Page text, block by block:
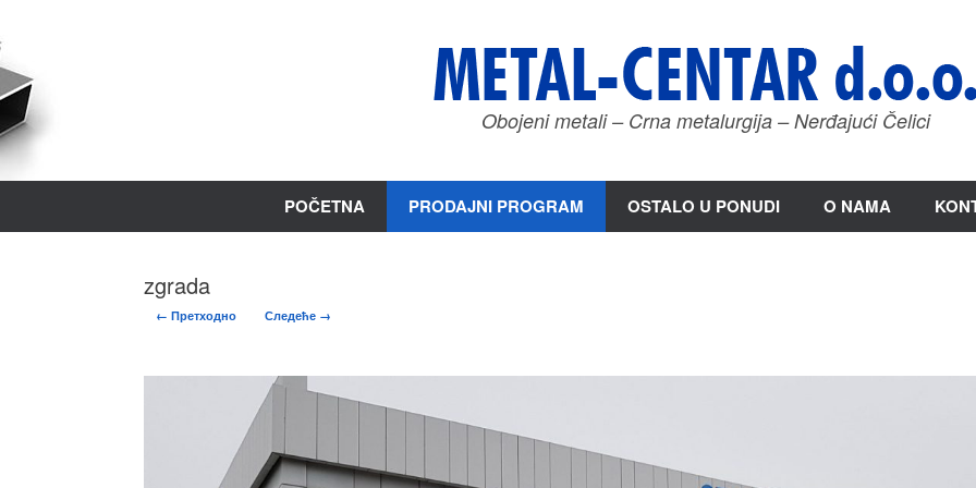
садржај
Obojeni metali – Crna metalurgija – Nerđajući Čelici
POČETNA PRODAJNI PROGRAM OSTALO U PONUDI O NAMA
zgrada
← Претходно Следеће →